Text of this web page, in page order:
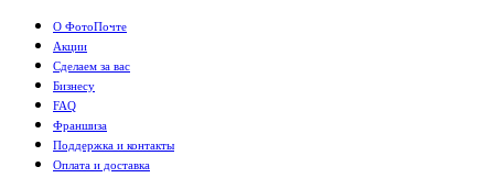
О ФотоПочте
Акции
Сделаем за вас
Бизнесу
FAQ
Франшиза
Поддержка и контакты
Оплата и доставка